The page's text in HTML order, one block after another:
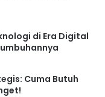
di Era Digital
Cuma Butuh